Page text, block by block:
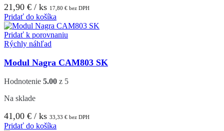
21,90 € / ks 17,80 € bez DPH
Pridať do košíka
Pridať k porovnaniu
Rýchly náhľad
Modul Nagra CAM803 SK
Hodnotenie 5.00 z 5
Na sklade
41,00 € / ks 33,33 € bez DPH
Pridať do košíka